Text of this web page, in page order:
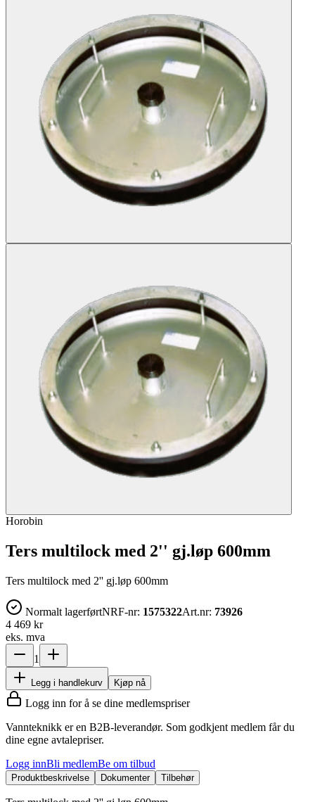
Horobin
Ters multilock med 2'' gj.løp 600mm
Ters multilock med 2'' gj.løp 600mm
Normalt lagerførtNRF-nr: 1575322Art.nr: 73926
4 469 kr
eks. mva
1
Legg i handlekurv Kjøp nå
Logg inn for å se dine medlemspriser
Vannteknikk er en B2B-leverandør. Som godkjent medlem får du
dine egne avtalepriser.
Logg innBli medlemBe om tilbud
Produktbeskrivelse Dokumenter Tilbehør